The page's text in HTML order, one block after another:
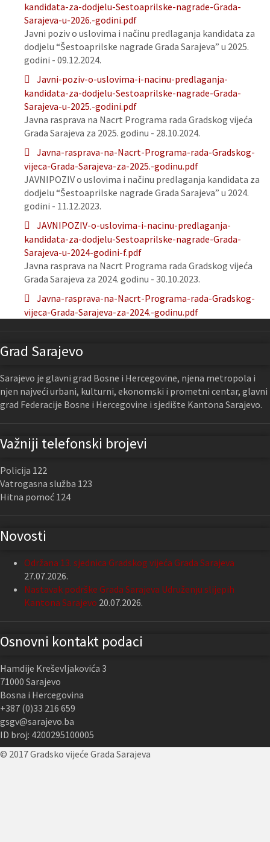
kandidata-za-dodjelu-Sestoaprilske-nagrade-Grada-
Sarajeva-u-2026.-godini.pdf
Javni poziv o uslovima i načinu predlaganja kandidata za
dodjelu “Šestoaprilske nagrade Grada Sarajeva” u 2025.
godini - 09.12.2024.
Javni-poziv-o-uslovima-i-nacinu-predlaganja-
kandidata-za-dodjelu-Sestoaprilske-nagrade-Grada-
Sarajeva-u-2025.-godini.pdf
Javna rasprava na Nacrt Programa rada Gradskog vijeća
Grada Sarajeva za 2025. godinu - 28.10.2024.
Javna-rasprava-na-Nacrt-Programa-rada-Gradskog-
vijeca-Grada-Sarajeva-za-2025.-godinu.pdf
JAVNIPOZIV o uslovima i načinu predlaganja kandidata za
dodjelu “Šestoaprilske nagrade Grada Sarajeva” u 2024.
godini - 11.12.2023.
JAVNIPOZIV-o-uslovima-i-nacinu-predlaganja-
kandidata-za-dodjelu-Sestoaprilske-nagrade-Grada-
Sarajeva-u-2024-godini-f.pdf
Javna rasprava na Nacrt Programa rada Gradskog vijeća
Grada Sarajeva za 2024. godinu - 30.10.2023.
Javna-rasprava-na-Nacrt-Programa-rada-Gradskog-
vijeca-Grada-Sarajeva-za-2024.-godinu.pdf
Grad Sarajevo
Sarajevo je glavni grad Bosne i Hercegovine, njena metropola i
njen najveći urbani, kulturni, ekonomski i prometni centar, glavni
grad Federacije Bosne i Hercegovine i sjedište Kantona Sarajevo.
Važniji telefonski brojevi
Policija 122
Vatrogasna služba 123
Hitna pomoć 124
Novosti
Održana 13. sjednica Gradskog vijeća Grada Sarajeva
27.07.2026.
Nastavak podrške Grada Sarajeva Udruženju slijepih
Kantona Sarajevo 20.07.2026.
Osnovni kontakt podaci
Hamdije Kreševljakovića 3
71000 Sarajevo
Bosna i Hercegovina
+387 (0)33 216 659
gsgv@sarajevo.ba
ID broj: 4200295100005
© 2017 Gradsko vijeće Grada Sarajeva